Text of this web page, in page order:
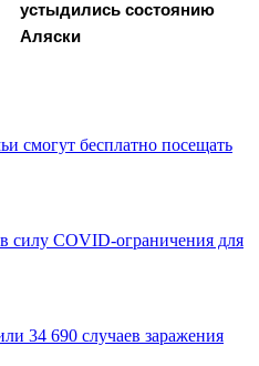
устыдились состоянию
Аляски
смогут бесплатно посещать
силу COVID-ограничения для
34 690 случаев заражения